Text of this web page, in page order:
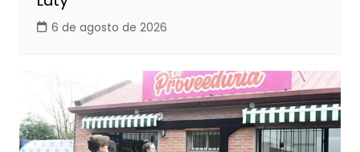
6 de agosto de 2026